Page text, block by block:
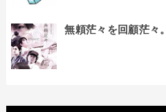
無頼茫々を回顧茫々。